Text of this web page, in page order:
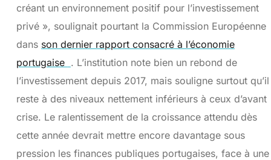
créant un environnement positif pour l’investissement
privé », soulignait pourtant la Commission Européenne
dans son dernier rapport consacré à l’économie
portugaise . L’institution note bien un rebond de
l’investissement depuis 2017, mais souligne surtout qu’il
reste à des niveaux nettement inférieurs à ceux d’avant
crise. Le ralentissement de la croissance attendu dès
cette année devrait mettre encore davantage sous
pression les finances publiques portugaises, face à une